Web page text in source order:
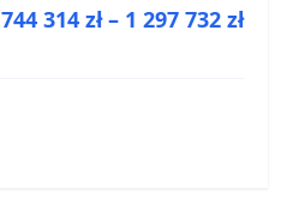
744 314 zł – 1 297 732 zł